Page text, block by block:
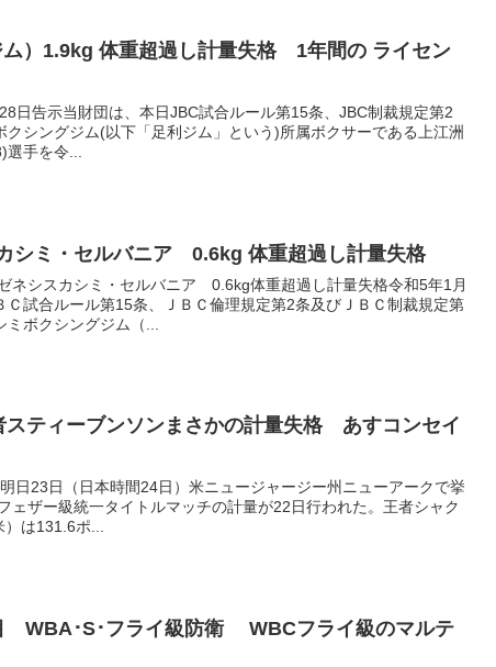
ム）1.9kg 体重超過し計量失格 1年間の ライセン
日告示当財団は、本日JBC試合ルール第15条、JBC制裁規定第2
シングジム(以下「足利ジム」という)所属ボクサーである上江洲
手を令...
シミ・セルバニア 0.6kg 体重超過し計量失格
シスカシミ・セルバニア 0.6kg体重超過し計量失格令和5年1月
Ｃ試合ルール第15条、ＪＢＣ倫理規定第2条及びＪＢＣ制裁規定第
ボクシングジム（...
スティーブンソンまさかの計量失格 あすコンセイ
日23日（日本時間24日）米ニュージャージー州ニューアークで挙
ェザー級統一タイトルマッチの計量が22日行われた。王者シャク
）は131.6ポ...
WBA･S･フライ級防衛 WBCフライ級のマルテ